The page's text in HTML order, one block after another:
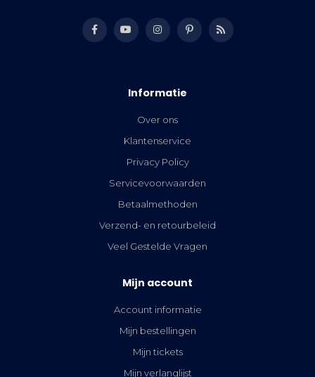
Informatie
Over ons
Klantenservice
Privacy Policy
Servicevoorwaarden
Betaalmethoden
Verzend- en retourbeleid
Veel Gestelde Vragen
Mijn account
Account informatie
Mijn bestellingen
Mijn tickets
Mijn verlanglijst